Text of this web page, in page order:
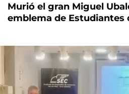
Murió el gran Miguel
emblema de Estudiantes